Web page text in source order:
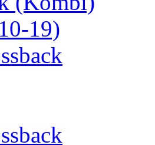
19)